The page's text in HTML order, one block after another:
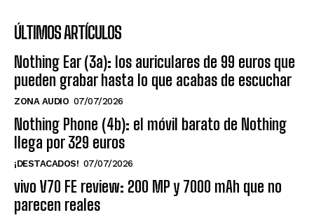
ÚLTIMOS ARTÍCULOS
Nothing Ear (3a): los auriculares de 99 euros que
pueden grabar hasta lo que acabas de escuchar
ZONA AUDIO 07/07/2026
Nothing Phone (4b): el móvil barato de Nothing
llega por 329 euros
¡DESTACADOS! 07/07/2026
vivo V70 FE review: 200 MP y 7000 mAh que no
parecen reales